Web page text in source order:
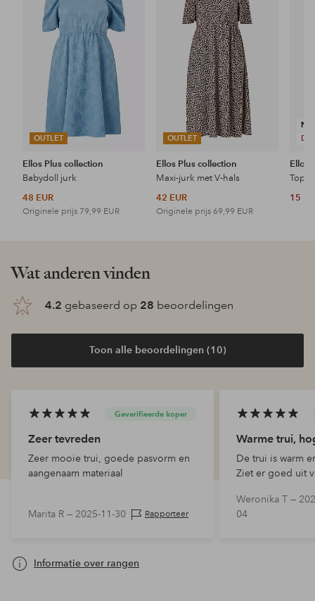
OUTLET
favorieten
Ellos Plus collection
Babydoll jurk
48 EUR
Originele prijs 79,99 EUR
OUTLET
Ellos Plus collection
Maxi-jurk met V-hals
42 EUR
Originele prijs 69,99 EUR
Ellos
Topje
15
Wat anderen vinden
4.2 gebaseerd op 28 beoordelingen
Toon alle beoordelingen (10)
Geverifieerde koper
Zeer tevreden
Zeer mooie trui, goede pasvorm en
aangenaam materiaal
Marita R — 2025-11-30 Rapporteer
Warme trui,
De trui is warm
Ziet er goed uit
Weronika T —
04
Informatie over rangen